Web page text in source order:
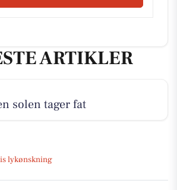
ARTIKLER
solen tager fat
lykønskning